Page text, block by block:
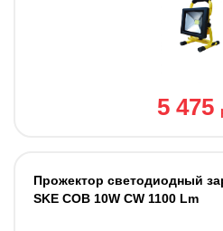
5 475
Прожектор светодиодный
SKE COB 10W CW 1100 Lm